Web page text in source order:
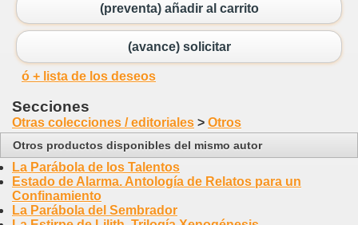
(preventa) añadir al carrito
(avance) solicitar
ó + lista de los deseos
Secciones
Otras colecciones / editoriales > Otros
Otros productos disponibles del mismo autor
La Parábola de los Talentos
Estado de Alarma. Antología de Relatos para un
Confinamiento
La Parábola del Sembrador